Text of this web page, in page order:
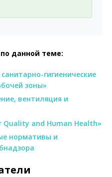
данной теме:
гигиенические
зоны»
вентиляция и
Quality and Human Health»
нормативы и